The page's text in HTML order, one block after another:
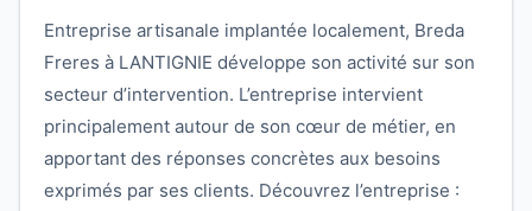
Entreprise artisanale implantée localement, Breda
Freres à LANTIGNIE développe son activité sur son
secteur d’intervention. L’entreprise intervient
principalement autour de son cœur de métier, en
apportant des réponses concrètes aux besoins
exprimés par ses clients. Découvrez l’entreprise :